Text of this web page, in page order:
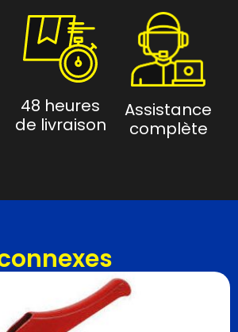
48 heures
de livraison
Assistance
complète